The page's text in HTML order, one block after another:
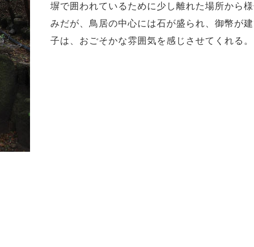
塀で囲われているために少し離れた場所から
みだが、鳥居の中心には石が盛られ、御幣が
子は、おごそかな雰囲気を感じさせてくれる。